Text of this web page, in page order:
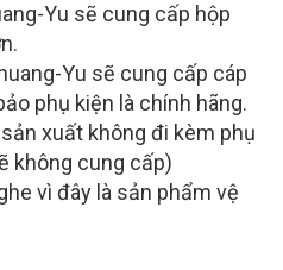
Yu sẽ cung cấp hộp
Yu sẽ cung cấp cáp
phụ kiện là chính hãng.
xuất không đi kèm phụ
không cung cấp)
vì đây là sản phẩm vệ